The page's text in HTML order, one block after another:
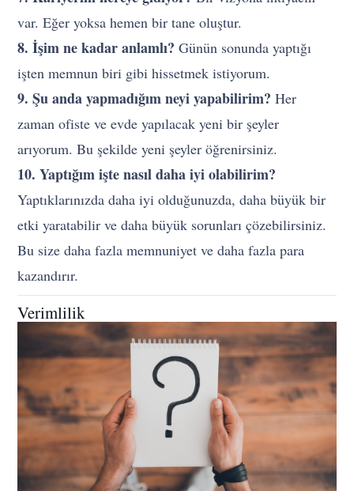
var. Eğer yoksa hemen bir tane oluştur.
8. İşim ne kadar anlamlı? Günün sonunda yaptığı
işten memnun biri gibi hissetmek istiyorum.
9. Şu anda yapmadığım neyi yapabilirim? Her
zaman ofiste ve evde yapılacak yeni bir şeyler
arıyorum. Bu şekilde yeni şeyler öğrenirsiniz.
10. Yaptığım işte nasıl daha iyi olabilirim?
Yaptıklarınızda daha iyi olduğunuzda, daha büyük bir
etki yaratabilir ve daha büyük sorunları çözebilirsiniz.
Bu size daha fazla memnuniyet ve daha fazla para
kazandırır.
Verimlilik